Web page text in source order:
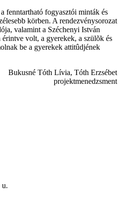
fenntartható fogyasztói minták és
körben. A rendezvénysorozat
valamint a Széchenyi István
volt, a gyerekek, a szülõk és
be a gyerekek attitûdjének
Bukusné Tóth Lívia, Tóth Erzsébet
projektmenedzsment
u.